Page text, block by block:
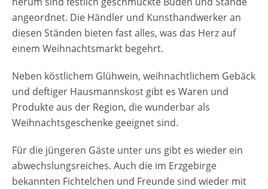
angeordnet. Die Händler und Kunsthandwerker an
diesen Ständen bieten fast alles, was das Herz auf
einem Weihnachtsmarkt begehrt.
Neben köstlichem Glühwein, weihnachtlichem Gebäck
und deftiger Hausmannskost gibt es Waren und
Produkte aus der Region, die wunderbar als
Weihnachtsgeschenke geeignet sind.
Für die jüngeren Gäste unter uns gibt es wieder ein
abwechslungsreiches. Auch die im Erzgebirge
bekannten Fichtelchen und Freunde sind wieder mit